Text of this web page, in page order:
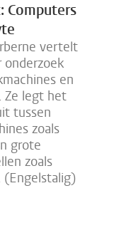
Computers
vertelt
onderzoek
en
Ze legt het
tussen
zoals
grote
zoals
(Engelstalig)